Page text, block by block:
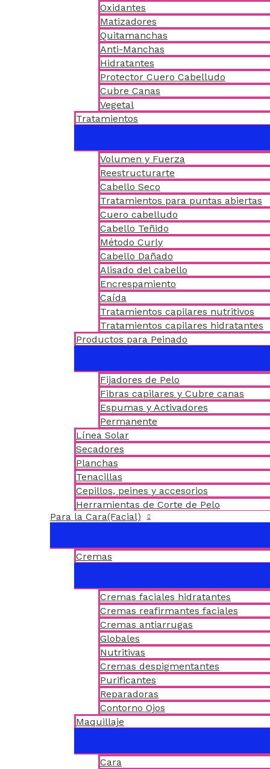
Oxidantes
Matizadores
Quitamanchas
Anti-Manchas
Hidratantes
Protector Cuero Cabelludo
Cubre Canas
Vegetal
Tratamientos
Volumen y Fuerza
Reestructurarte
Cabello Seco
Tratamientos para puntas abiertas
Cuero cabelludo
Cabello Teñido
Método Curly
Cabello Dañado
Alisado del cabello
Encrespamiento
Caída
Tratamientos capilares nutritivos
Tratamientos capilares hidratantes
Productos para Peinado
Fijadores de Pelo
Fibras capilares y Cubre canas
Espumas y Activadores
Permanente
Línea Solar
Secadores
Planchas
Tenacillas
Cepillos, peines y accesorios
Herramientas de Corte de Pelo
Para la Cara(Facial)
Cremas
Cremas faciales hidratantes
Cremas reafirmantes faciales
Cremas antiarrugas
Globales
Nutritivas
Cremas despigmentantes
Purificantes
Reparadoras
Contorno Ojos
Maquillaje
Cara